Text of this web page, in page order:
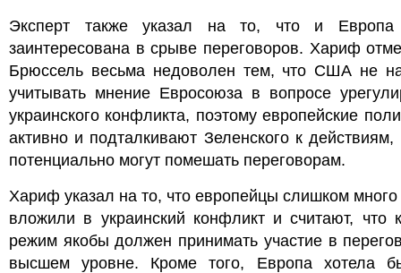
Эксперт также указал на то, что и Европа
заинтересована в срыве переговоров. Хариф
Брюссель весьма недоволен тем, что США не
учитывать мнение Евросоюза в вопросе
украинского конфликта, поэтому европейские
активно и подталкивают Зеленского к действиям,
потенциально могут помешать переговорам.
Хариф указал на то, что европейцы слишком много
вложили в украинский конфликт и считают, что
режим якобы должен принимать участие в
высшем уровне. Кроме того, Европа хотела